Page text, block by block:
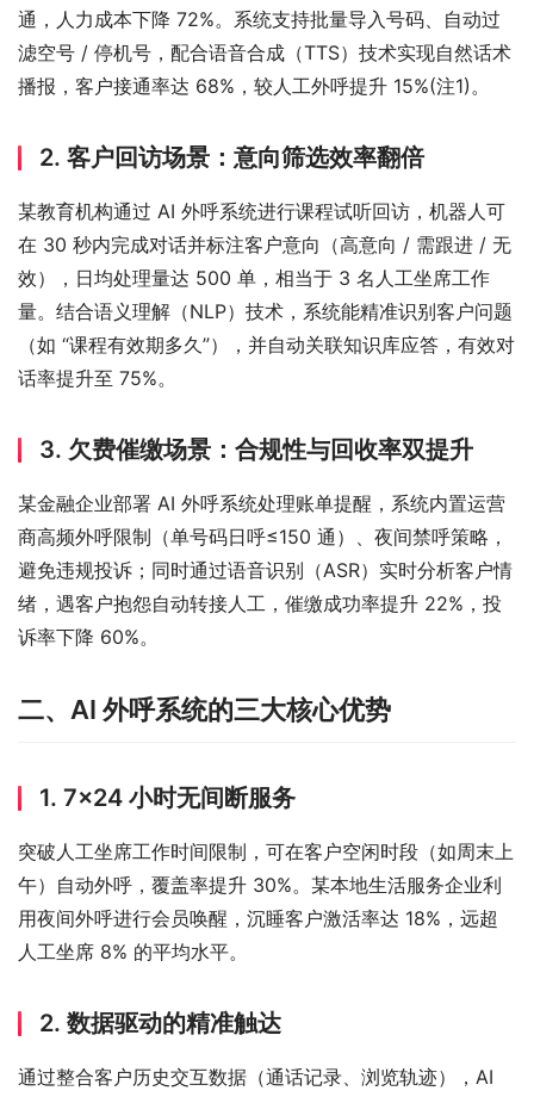
通，人力成本下降 72%。系统支持批量导入号码、自动过
滤空号 / 停机号，配合语音合成（TTS）技术实现自然话术
播报，客户接通率达 68%，较人工外呼提升 15%(注1)。
2. 客户回访场景：意向筛选效率翻倍
某教育机构通过 AI 外呼系统进行课程试听回访，机器人可
在 30 秒内完成对话并标注客户意向（高意向 / 需跟进 / 无
效），日均处理量达 500 单，相当于 3 名人工坐席工作
量。结合语义理解（NLP）技术，系统能精准识别客户问题
（如 “课程有效期多久”），并自动关联知识库应答，有效对
话率提升至 75%。
3. 欠费催缴场景：合规性与回收率双提升
某金融企业部署 AI 外呼系统处理账单提醒，系统内置运营
商高频外呼限制（单号码日呼≤150 通）、夜间禁呼策略，
避免违规投诉；同时通过语音识别（ASR）实时分析客户情
绪，遇客户抱怨自动转接人工，催缴成功率提升 22%，投
诉率下降 60%。
二、AI 外呼系统的三大核心优势
1. 7×24 小时无间断服务
突破人工坐席工作时间限制，可在客户空闲时段（如周末上
午）自动外呼，覆盖率提升 30%。某本地生活服务企业利
用夜间外呼进行会员唤醒，沉睡客户激活率达 18%，远超
人工坐席 8% 的平均水平。
2. 数据驱动的精准触达
通过整合客户历史交互数据（通话记录、浏览轨迹），AI